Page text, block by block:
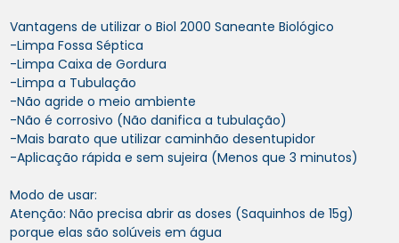
Vantagens de utilizar o Biol 2000 Saneante Biológico
-Limpa Fossa Séptica
-Limpa Caixa de Gordura
-Limpa a Tubulação
-Não agride o meio ambiente
-Não é corrosivo (Não danifica a tubulação)
-Mais barato que utilizar caminhão desentupidor
-Aplicação rápida e sem sujeira (Menos que 3 minutos)
Modo de usar:
Atenção: Não precisa abrir as doses (Saquinhos de 15g)
porque elas são solúveis em água